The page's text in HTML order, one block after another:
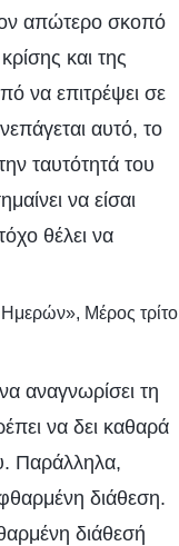
απώτερο σκοπό
και της
να επιτρέψει σε
αυτό, το
ταυτότητά του
να είσαι
θέλει να
Μέρος τρίτο
αναγνωρίσει τη
να δει καθαρά
Παράλληλα,
διάθεση.
διάθεσή